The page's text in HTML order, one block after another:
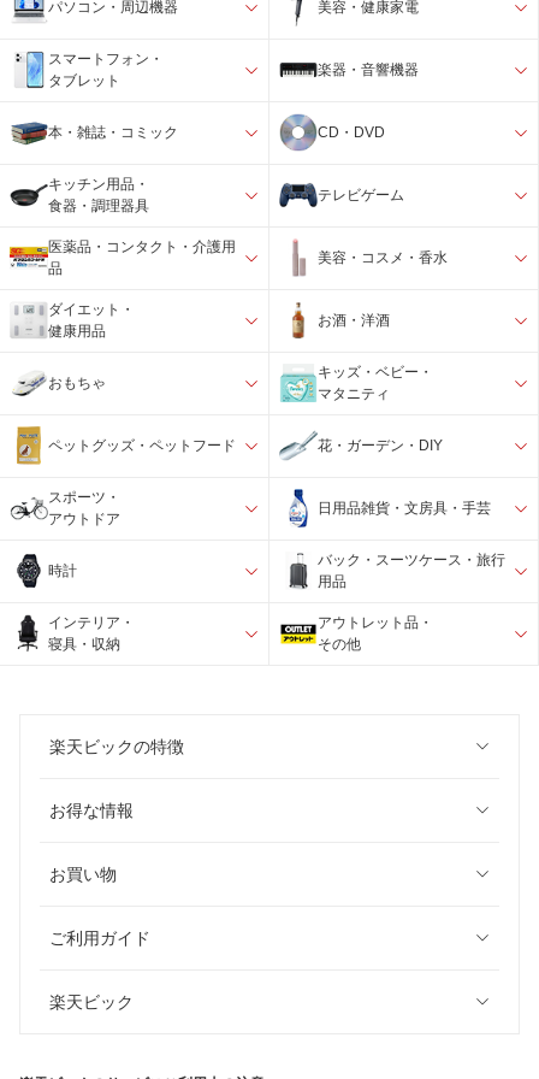
パソコン・周辺機器 美容・健康家電
スマートフォン・
タブレット
楽器・音響機器
本・雑誌・コミック CD・DVD
キッチン用品・
食器・調理器具
テレビゲーム
医薬品・コンタクト・介護用
品
美容・コスメ・香水
ダイエット・
健康用品
お酒・洋酒
おもちゃ
キッズ・ベビー・
マタニティ
ペットグッズ・ペットフード 花・ガーデン・DIY
スポーツ・
アウトドア
日用品雑貨・文房具・手芸
時計
バック・スーツケース・旅行
用品
インテリア・
寝具・収納
アウトレット品・
その他
楽天ビックの特徴
お得な情報
お買い物
ご利用ガイド
楽天ビック